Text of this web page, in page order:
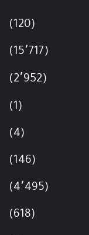
(120)
(15٬717)
(2٬952)
(1)
(4)
(146)
(4٬495)
(618)